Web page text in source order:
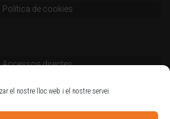
el nostre lloc web i el nostre servei.
Política de cookies
Accessos directes
Codi deontològic
Estatuts